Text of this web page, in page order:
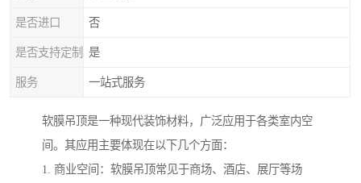
是否进口 否
是否支持定制 是
服务 一站式服务
软膜吊顶是一种现代装饰材料，广泛应用于各类室内空
间。其应用主要体现在以下几个方面：
1. 商业空间：软膜吊顶常见于商场、酒店、展厅等场